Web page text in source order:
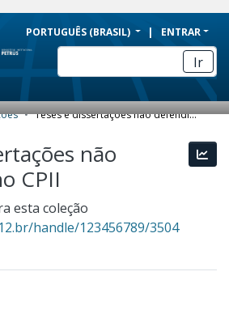
PORTUGUÊS (BRASIL) ENTRAR
Ir
Teses e dissertações não defendidas no CPII
não
CPII
esta coleção
handle/123456789/3504